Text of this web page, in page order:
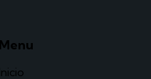
Menu
Inicio